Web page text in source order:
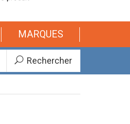
MARQUES
Rechercher